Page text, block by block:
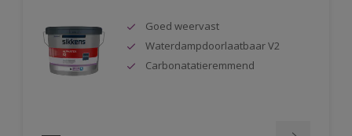
Goed weervast
Waterdampdoorlaatbaar V2
Carbonatatieremmend